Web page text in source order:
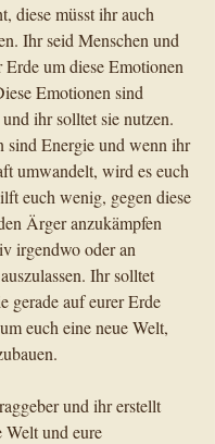
diese müsst ihr auch
Ihr seid Menschen und
um diese Emotionen
Emotionen sind
ihr solltet sie nutzen.
sind Energie und wenn ihr
umwandelt, wird es euch
euch wenig, gegen diese
Ärger anzukämpfen
irgendwo oder an
Ihr solltet
gerade auf eurer Erde
euch eine neue Welt,
und ihr erstellt
Welt und eure